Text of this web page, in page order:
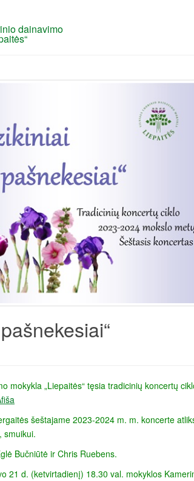
dainavimo
mokykla „Liepaitės“ tęsia tradicinių koncertų
šeštajame 2023-2024 m. m. koncerte
smuikui.
Bučniūtė ir Chris Ruebens.
21 d. (ketvirtadienį) 18.30 val. mokyklos